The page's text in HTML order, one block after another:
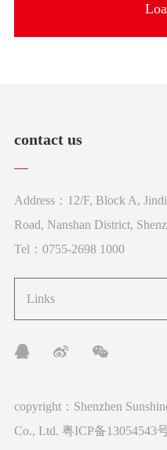
contact us
Address：12/F, Block A,
Road, Nanshan District,
Tel：0755-2698 1000
Links
copyright：Shenzhen
Co., Ltd. 粤ICP备13054543